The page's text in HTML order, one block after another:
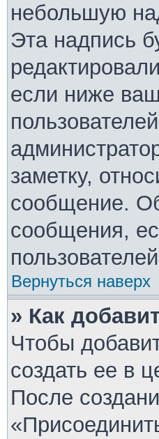
небольшую
Эта надпись
если ниже
заметку,
сообщение.
сообщения,
Вернуться наверх
» Как
Чтобы
создать ее в
После